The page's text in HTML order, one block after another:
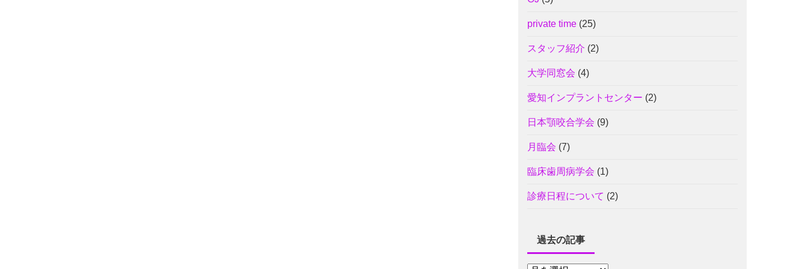
private time (25)
スタッフ紹介 (2)
大学同窓会 (4)
愛知インプラントセンター (2)
日本顎咬合学会 (9)
月臨会 (7)
臨床歯周病学会 (1)
診療日程について (2)
過去の記事